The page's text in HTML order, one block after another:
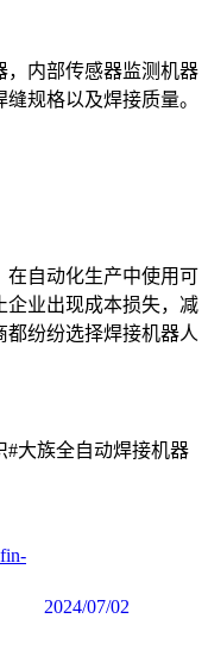
，内部传感器监测机器
规格以及焊接质量。
在自动化生产中使用可
企业出现成本损失，减
纷纷选择焊接机器人
#大族全自动焊接机器
2024/07/02